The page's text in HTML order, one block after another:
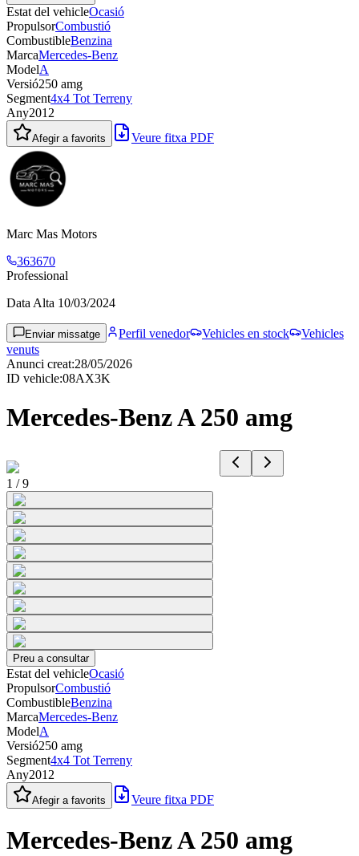
Estat del vehicleOcasió
PropulsorCombustió
CombustibleBenzina
MarcaMercedes-Benz
ModelA
Versió250 amg
Segment4x4 Tot Terreny
Any2012
Afegir a favorits Veure fitxa PDF
Marc Mas Motors
363670
Professional
Data Alta 10/03/2024
Enviar missatge Perfil venedor Vehicles en stock
Vehicles
venuts
Anunci creat:28/05/2026
ID vehicle:08AX3K
Mercedes-Benz A 250 amg
1 /9
Preu a consultar
Estat del vehicleOcasió
PropulsorCombustió
CombustibleBenzina
MarcaMercedes-Benz
ModelA
Versió250 amg
Segment4x4 Tot Terreny
Any2012
Afegir a favorits Veure fitxa PDF
Mercedes-Benz A 250 amg